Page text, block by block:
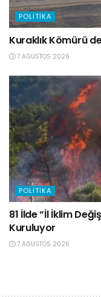
POLITIKA
Kuraklık Kömürü
7 AĞUSTOS 2026
POLITIKA
81 İlde “İl İklim
Kuruluyor
7 AĞUSTOS 2026